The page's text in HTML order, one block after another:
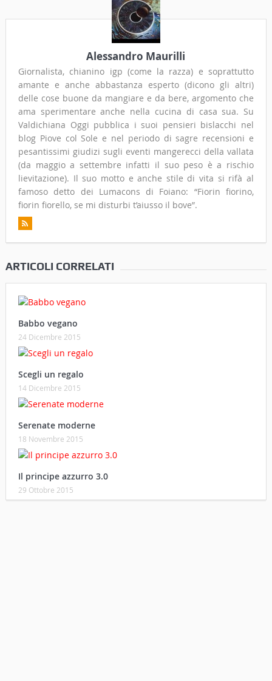
Alessandro Maurilli
Giornalista, chianino igp (come la razza) e soprattutto
amante e anche abbastanza esperto (dicono gli altri)
delle cose buone da mangiare e da bere, argomento che
ama sperimentare anche nella cucina di casa sua. Su
Valdichiana Oggi pubblica i suoi pensieri bislacchi nel
blog Piove col Sole e nel periodo di sagre recensioni e
pesantissimi giudizi sugli eventi mangerecci della vallata
(da maggio a settembre infatti il suo peso è a rischio
lievitazione). Il suo motto e anche stile di vita si rifà al
famoso detto dei Lumacons di Foiano: “Fiorin fiorino,
fiorin fiorello, se mi disturbi t’aiusso il bove”.
ARTICOLI CORRELATI
Babbo vegano
24 Dicembre 2015
Scegli un regalo
14 Dicembre 2015
Serenate moderne
18 Novembre 2015
Il principe azzurro 3.0
29 Ottobre 2015